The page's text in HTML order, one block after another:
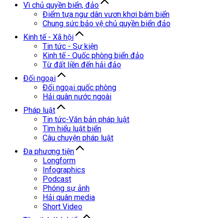
Vì chủ quyền biển, đảo
Điểm tựa ngư dân vươn khơi bám biển
Chung sức bảo vệ chủ quyền biển đảo
Kinh tế - Xã hội
Tin tức - Sự kiện
Kinh tế - Quốc phòng biển đảo
Từ đất liền đến hải đảo
Đối ngoại
Đối ngoại quốc phòng
Hải quân nước ngoài
Pháp luật
Tin tức-Văn bản pháp luật
Tìm hiểu luật biển
Câu chuyện pháp luật
Đa phương tiện
Longform
Infographics
Podcast
Phóng sự ảnh
Hải quân media
Short Video